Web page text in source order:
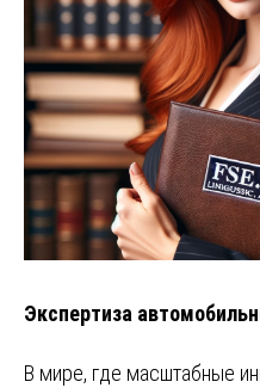
Экспертиза
В мире, где масштабные